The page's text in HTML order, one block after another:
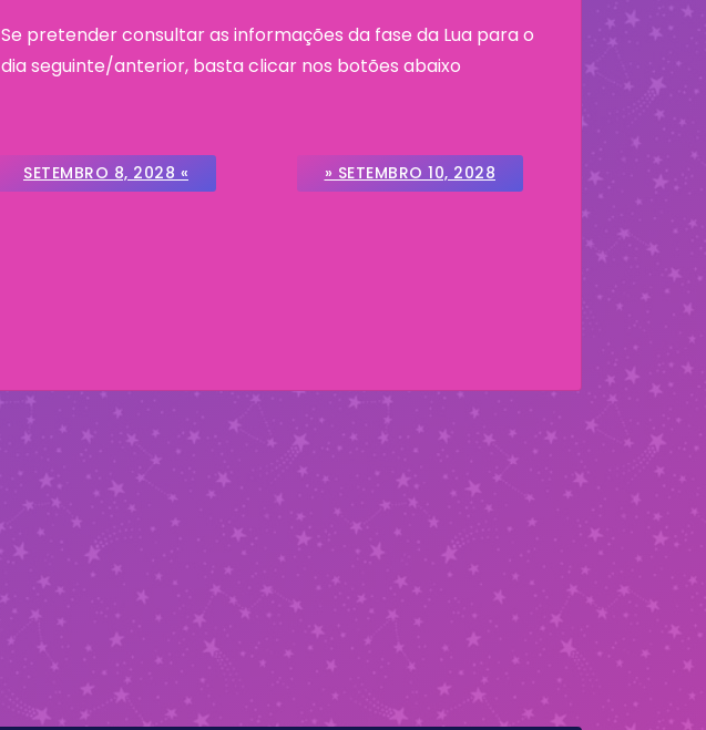
Se pretender consultar as informações da fase da Lua para o
dia seguinte/anterior, basta clicar nos botões abaixo
SETEMBRO 8, 2028 « » SETEMBRO 10, 2028